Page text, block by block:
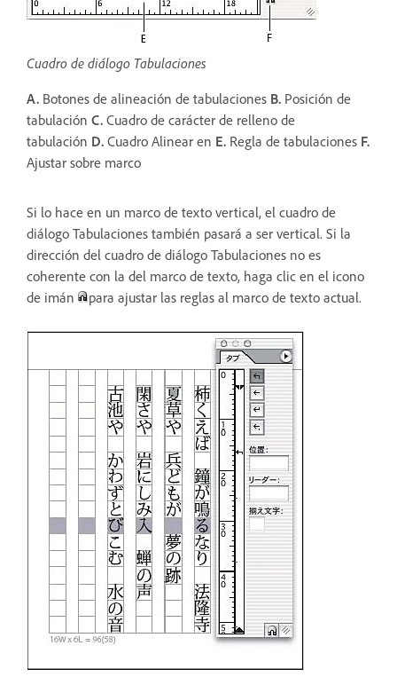
Cuadro de diálogo Tabulaciones
A. Botones de alineación de tabulaciones B. Posición de
tabulación C. Cuadro de carácter de relleno de
tabulación D. Cuadro Alinear en E. Regla de tabulaciones F.
Ajustar sobre marco
Si lo hace en un marco de texto vertical, el cuadro de
diálogo Tabulaciones también pasará a ser vertical. Si la
dirección del cuadro de diálogo Tabulaciones no es
coherente con la del marco de texto, haga clic en el icono
de imán
para ajustar las reglas al marco de texto actual.